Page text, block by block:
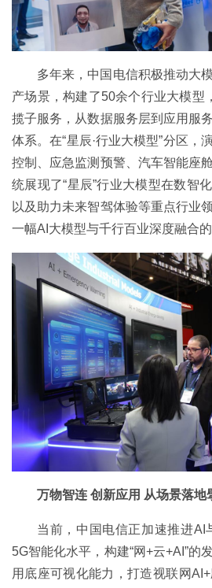
多年来，中国电信积极推动大
产场景，构建了50余个行业大模型
揽子服务，从数据服务层到应用服
体系。在“星辰·行业大模型”分区，
控制、应急监测预警、汽车智能座
统展现了“星辰”行业大模型在数智
以及助力未来智驾体验等重点行业
一幅AI大模型与千行百业深度融合的
万物智连 创新应用 从场景落地
当前，中国电信正加速推进AI
5G智能化水平，构建“网+云+AI”的
用底座可视化能力，打造视联网